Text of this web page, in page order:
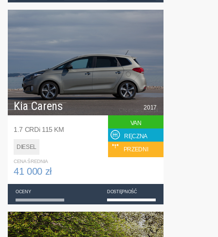
Kia Carens
1.7 CRDi 115 KM
DIESEL
2017
VAN
RĘCZNA
PRZEDNI
CENA ŚREDNIA
41 000 zł
OCENY DOSTĘPNOŚĆ